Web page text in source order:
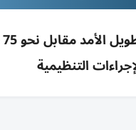
التنظيمية